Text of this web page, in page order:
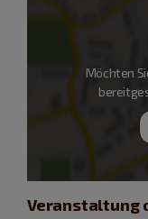
Möchten
Veranstaltung